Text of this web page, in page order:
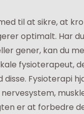
til at sikre, at
optimalt. Har
gener, kan du
fysioterapeut,
disse. Fysioterapi
er at forbedre